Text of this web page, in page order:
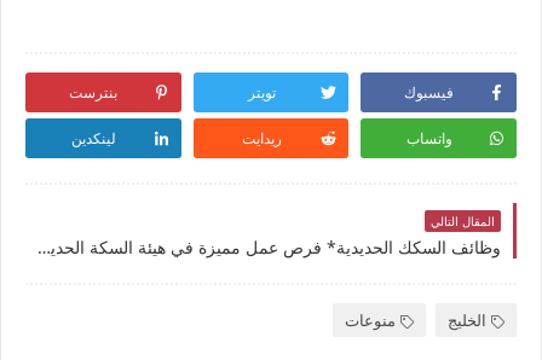
فيسبوك تويتر بنترست
واتساب ريدايت لينكدين
المقال التالي
وظائف السكك الحديدية* فرص عمل مميزة في هيئة السكة الحديد 2025: رواتب مغرية وحوافز إضافية لجميع التخصصات
الخليج منوعات